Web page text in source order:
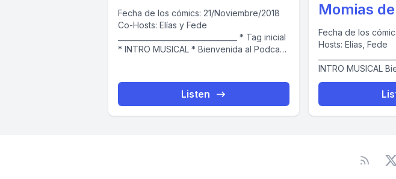
Fecha de los cómics: 21/Noviembre/2018
Co-Hosts: Elías y Fede
* INTRO MUSICAL * Bienvenida al Podcast
Listen
Momias
Fecha de los
Hosts: Elías, Fede
INTRO MUSICAL Bienvenida al Podcast
“Día de Cómics” /